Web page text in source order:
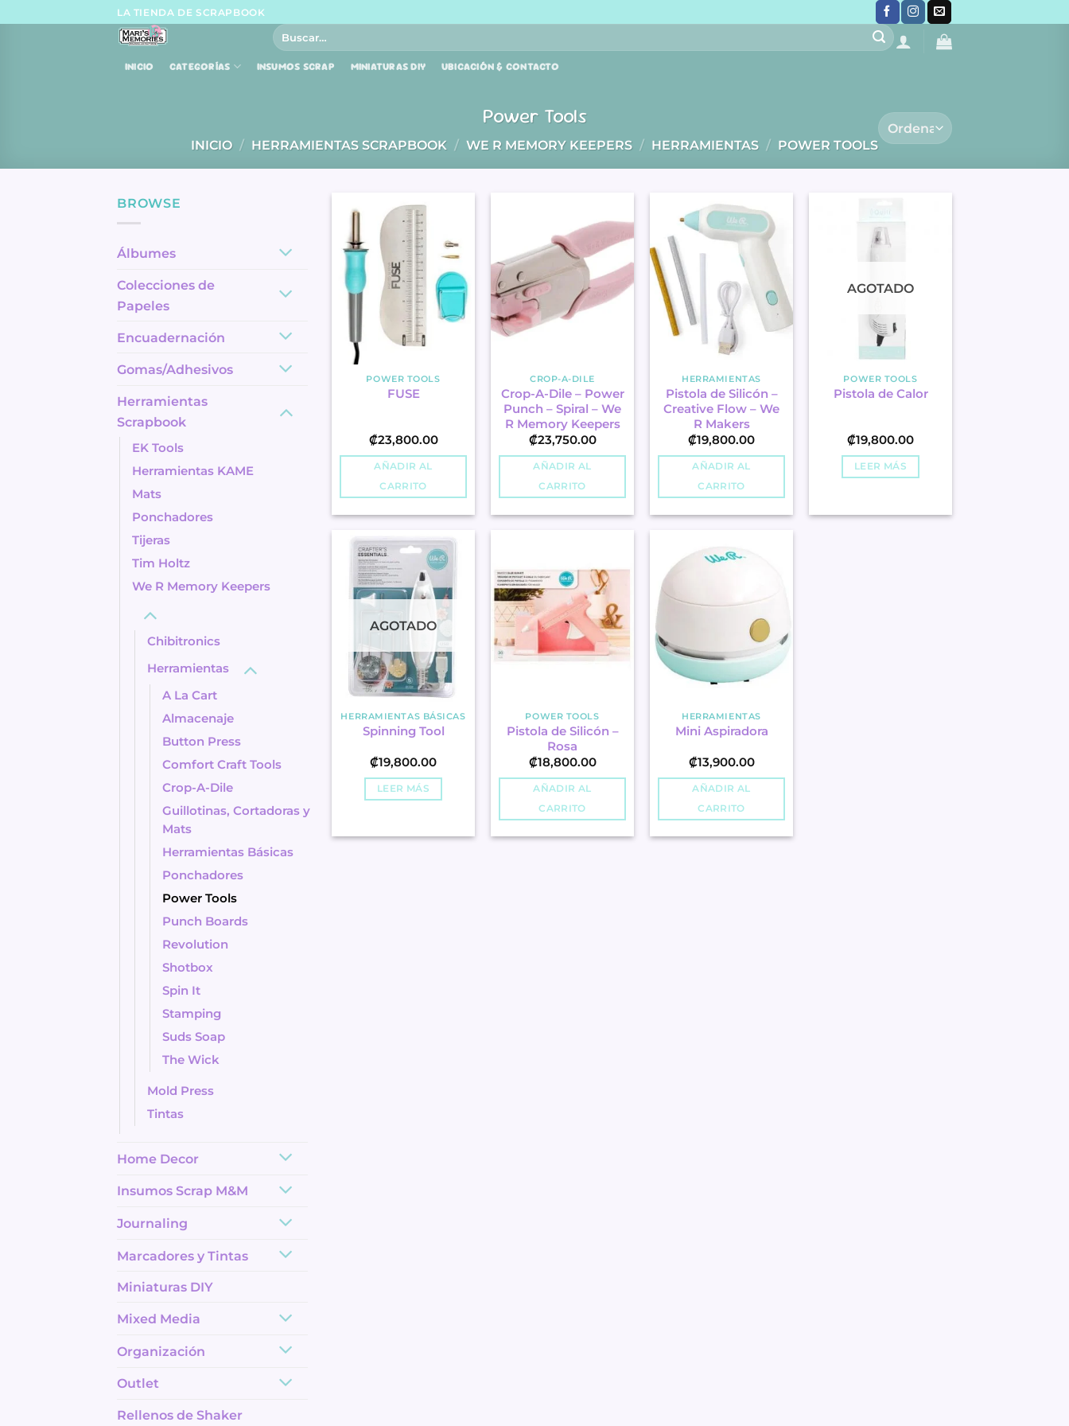
LA TIENDA DE SCRAPBOOK
Buscar
por:
INICIO CATEGORÍAS INSUMOS SCRAP MINIATURAS DIY UBICACIÓN & CONTACTO
Power Tools
INICIO / HERRAMIENTAS SCRAPBOOK / WE R MEMORY KEEPERS / HERRAMIENTAS / POWER TOOLS
BROWSE
Álbumes
Colecciones de
Papeles
Encuadernación
Gomas/Adhesivos
Herramientas
Scrapbook
EK Tools
Herramientas KAME
Mats
Ponchadores
Tijeras
Tim Holtz
We R Memory Keepers
Chibitronics
Herramientas
A La Cart
Almacenaje
Button Press
Comfort Craft Tools
Crop-A-Dile
Guillotinas, Cortadoras y
Mats
Herramientas Básicas
Ponchadores
Power Tools
Punch Boards
Revolution
Shotbox
Spin It
Stamping
Suds Soap
The Wick
Mold Press
Tintas
Home Decor
Insumos Scrap M&M
Journaling
Marcadores y Tintas
Miniaturas DIY
Mixed Media
Organización
Outlet
Rellenos de Shaker
POWER TOOLS
FUSE
₡23,800.00
AÑADIR AL
CARRITO
CROP-A-DILE
Crop-A-Dile – Power
Punch – Spiral – We
R Memory Keepers
₡23,750.00
AÑADIR AL
CARRITO
HERRAMIENTAS
Pistola de Silicón –
Creative Flow – We
R Makers
₡19,800.00
AÑADIR AL
CARRITO
AGOTADO
POWER TOOLS
Pistola de Calor
₡19,800.00
LEER MÁS
AGOTADO
HERRAMIENTAS BÁSICAS
Spinning Tool
₡19,800.00
LEER MÁS
POWER TOOLS
Pistola de Silicón –
Rosa
₡18,800.00
AÑADIR AL
CARRITO
HERRAMIENTAS
Mini Aspiradora
₡13,900.00
AÑADIR AL
CARRITO